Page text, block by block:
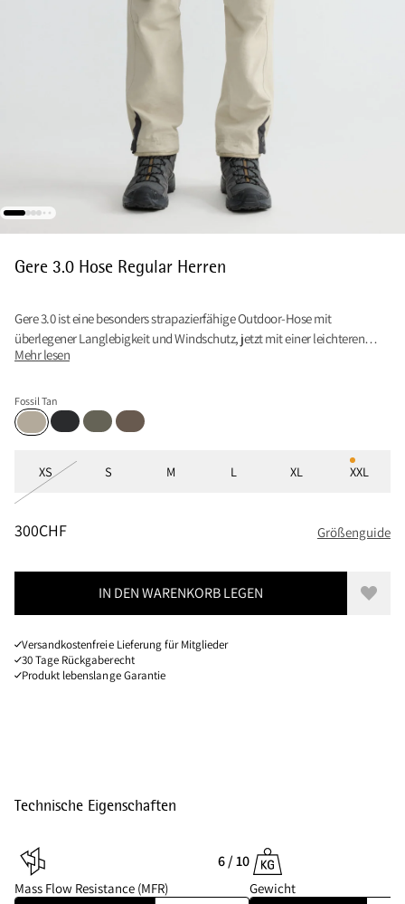
Gere 3.0 Hose Regular Herren
Gere 3.0 ist eine besonders strapazierfähige Outdoor-Hose mit
überlegener Langlebigkeit und Windschutz, jetzt mit einer leichteren
Konstruktion verfeinert.
Mehr lesen
Fossil Tan
Fossil Tan
BlackDusty Green
Dark Khaki
XS S M L XL XXL
PREIS:300CHF, REDUZIERT VON 300CHF
300CHF Größenguide
IN DEN WARENKORB LEGEN Zur
Versandkostenfreie Lieferung für Mitglieder
30 Tage Rückgaberecht
Produkt lebenslange Garantie
Technische Eigenschaften
6 / 10
Mass Flow Resistance (MFR) Gewicht